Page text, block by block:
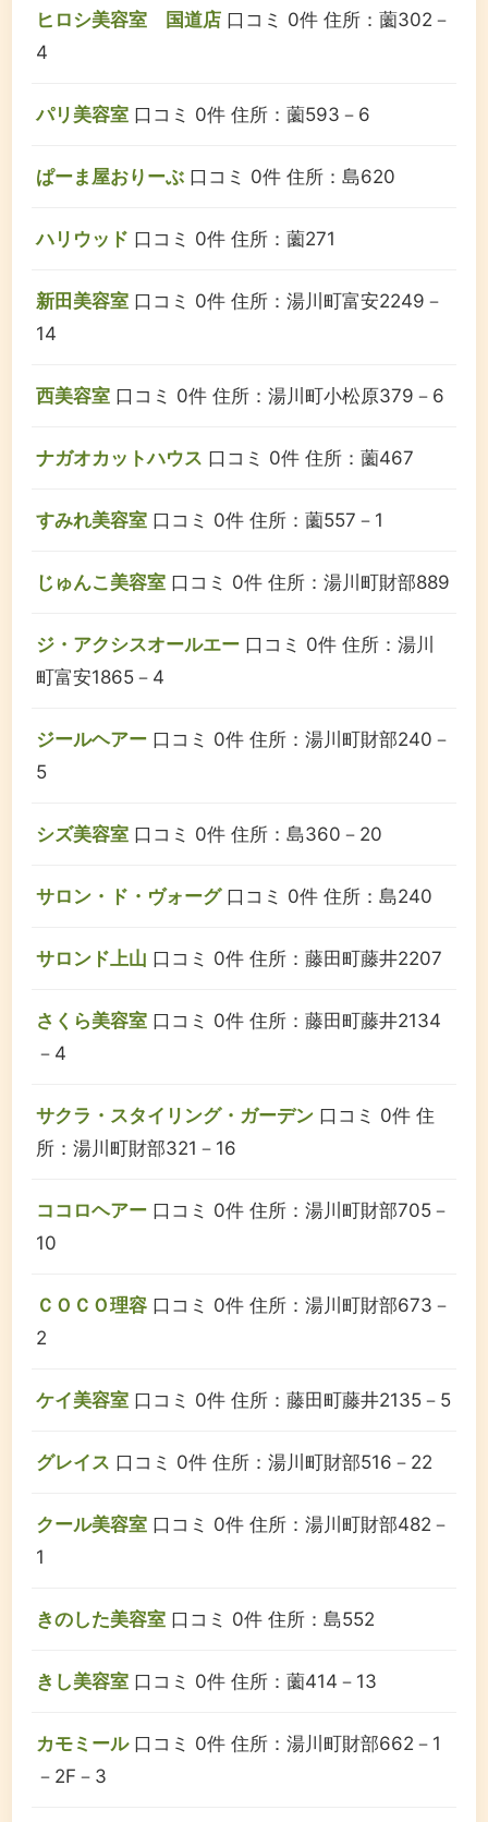
ヒロシ美容室 国道店 口コミ 0件 住所：薗302－
4
パリ美容室 口コミ 0件 住所：薗593－6
ぱーま屋おりーぶ 口コミ 0件 住所：島620
ハリウッド 口コミ 0件 住所：薗271
新田美容室 口コミ 0件 住所：湯川町富安2249－
14
西美容室 口コミ 0件 住所：湯川町小松原379－6
ナガオカットハウス 口コミ 0件 住所：薗467
すみれ美容室 口コミ 0件 住所：薗557－1
じゅんこ美容室 口コミ 0件 住所：湯川町財部889
ジ・アクシスオールエー 口コミ 0件 住所：湯川
町富安1865－4
ジールヘアー 口コミ 0件 住所：湯川町財部240－
5
シズ美容室 口コミ 0件 住所：島360－20
サロン・ド・ヴォーグ 口コミ 0件 住所：島240
サロンド上山 口コミ 0件 住所：藤田町藤井2207
さくら美容室 口コミ 0件 住所：藤田町藤井2134
－4
サクラ・スタイリング・ガーデン 口コミ 0件 住
所：湯川町財部321－16
ココロヘアー 口コミ 0件 住所：湯川町財部705－
10
ＣＯＣＯ理容 口コミ 0件 住所：湯川町財部673－
2
ケイ美容室 口コミ 0件 住所：藤田町藤井2135－5
グレイス 口コミ 0件 住所：湯川町財部516－22
クール美容室 口コミ 0件 住所：湯川町財部482－
1
きのした美容室 口コミ 0件 住所：島552
きし美容室 口コミ 0件 住所：薗414－13
カモミール 口コミ 0件 住所：湯川町財部662－1
－2F－3